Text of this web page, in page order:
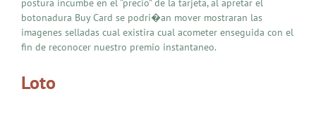
postura incumbe en el “precio” de la tarjeta, al apretar el
botonadura Buy Card se podri�an mover mostraran las
imagenes selladas cual existira cual acometer enseguida con el
fin de reconocer nuestro premio instantaneo.
Loto